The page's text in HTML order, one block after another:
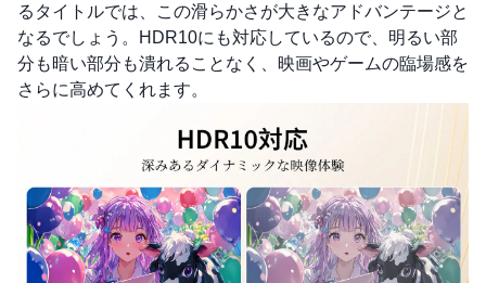
るタイトルでは、この滑らかさが大きなアドバンテージと
なるでしょう。HDR10にも対応しているので、明るい部
分も暗い部分も潰れることなく、映画やゲームの臨場感を
さらに高めてくれます。